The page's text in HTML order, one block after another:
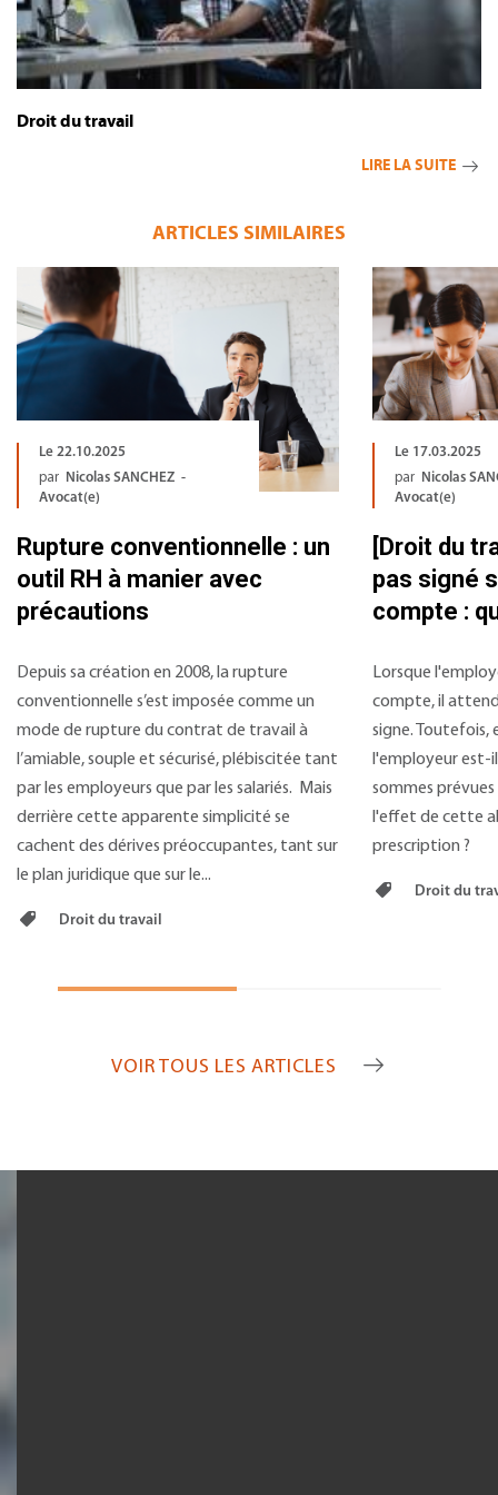
Droit du travail
LIRE LA SUITE
ARTICLES SIMILAIRES
Le 22.10.2025
par
Nicolas SANCHEZ -
Avocat(e)
Rupture conventionnelle : un
outil RH à manier avec
précautions
Depuis sa création en 2008, la rupture
conventionnelle s’est imposée comme un
mode de rupture du contrat de travail à
l’amiable, souple et sécurisé, plébiscitée tant
par les employeurs que par les salariés. Mais
derrière cette apparente simplicité se
cachent des dérives préoccupantes, tant sur
le plan juridique que sur le...
Droit du travail
Le 17.03.2025
par
Nicolas
Avocat(e)
[Droit du
pas signé
compte :
Lorsque
compte, il attend
signe. Toutefois,
l'employeur est-
sommes
l'effet de cette
prescription ?
Droit du
VOIR TOUS LES ARTICLES